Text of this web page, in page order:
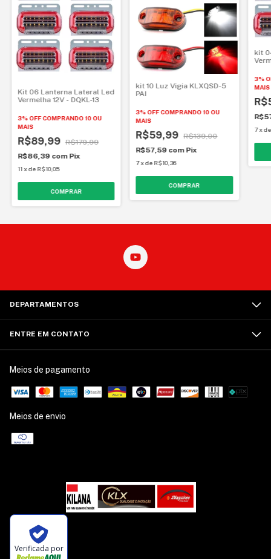
Kit 06 Lanterna Lateral Led
Vermelha 12V - DQKL-13
3% OFFCOMPRANDO 10 OU
MAIS
R$89,99 R$179,99
R$86,39 com Pix
11xdeR$10,05
kit 10 Luz Vigia KLXQSD-5
PAI
3% OFFCOMPRANDO 10 OU
MAIS
R$59,99
R$139,00
R$57,59 com Pix
7xdeR$10,36
COMPRAR
kit
3%
MAIS
7x
DEPARTAMENTOS
ENTRE EM CONTATO
Meios de pagamento
Meios de envio
Verificada por